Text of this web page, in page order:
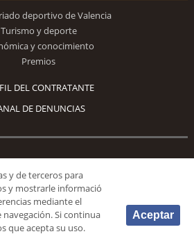
deportivo de Valencia
Turismo y deporte
y conocimiento
Premios
DEL CONTRATANTE
DE DENUNCIAS
Síguenos
y de terceros para
y mostrarle informació
mediante el
Si continua
que acepta su uso.
Aceptar